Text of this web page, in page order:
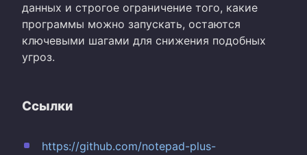
данных и строгое ограничение того, какие
программы можно запускать, остаются
ключевыми шагами для снижения подобных
угроз.
Ссылки
https://github.com/notepad-plus-